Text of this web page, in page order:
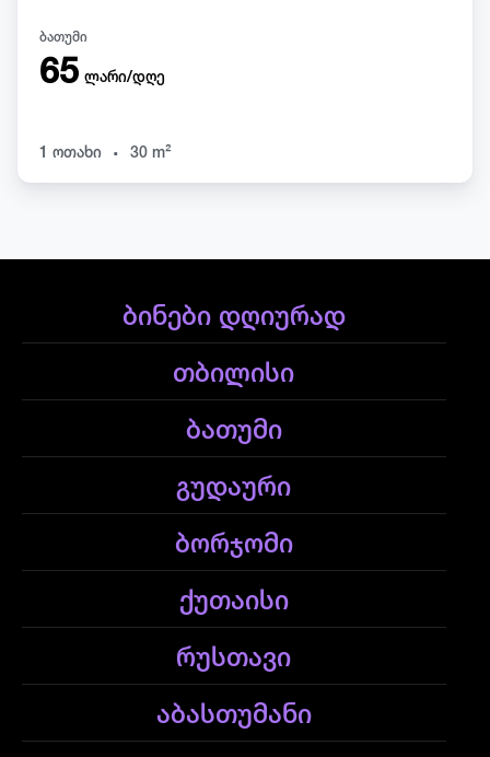
ბათუმი
65 ლარი/დღე
1 ოთახი . 30 m²
ბინები დღიურად
თბილისი
ბათუმი
გუდაური
ბორჯომი
ქუთაისი
რუსთავი
აბასთუმანი